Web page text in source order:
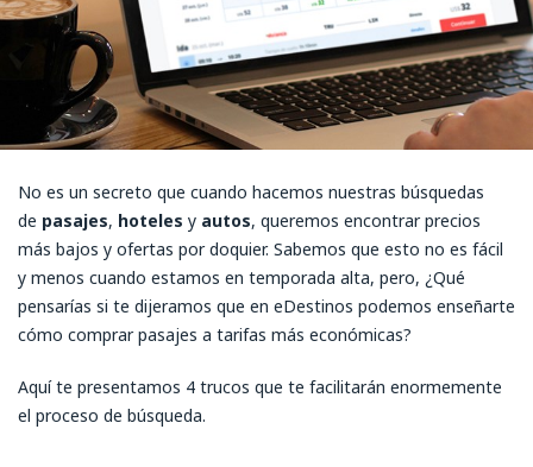
No es un secreto que cuando hacemos nuestras búsquedas
de pasajes, hoteles y autos, queremos encontrar precios
más bajos y ofertas por doquier. Sabemos que esto no es fácil
y menos cuando estamos en temporada alta, pero, ¿Qué
pensarías si te dijeramos que en eDestinos podemos enseñarte
cómo comprar pasajes a tarifas más económicas?
Aquí te presentamos 4 trucos que te facilitarán enormemente
el proceso de búsqueda.